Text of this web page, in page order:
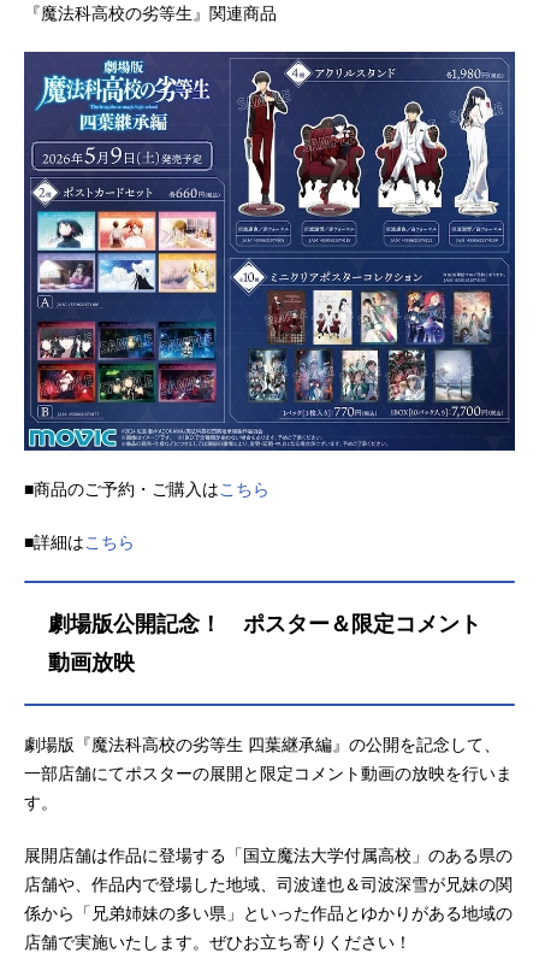
『魔法科高校の劣等生』関連商品
■商品のご予約・ご購入はこちら
■詳細はこちら
劇場版公開記念！ ポスター＆限定コメント
動画放映
劇場版『魔法科高校の劣等生 四葉継承編』の公開を記念して、
一部店舗にてポスターの展開と限定コメント動画の放映を行いま
す。
展開店舗は作品に登場する「国立魔法大学付属高校」のある県の
店舗や、作品内で登場した地域、司波達也＆司波深雪が兄妹の関
係から「兄弟姉妹の多い県」といった作品とゆかりがある地域の
店舗で実施いたします。ぜひお立ち寄りください！